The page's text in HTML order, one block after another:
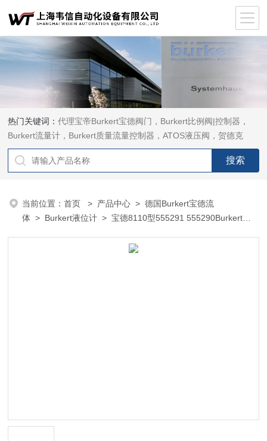
热门关键词：代理宝帝Burkert宝德阀门，Burkert比例阀|控制器，
Burkert流量计，Burkert质量流量控制器，ATOS液压阀，贺德克
HYDAC传感器，ASCO电磁阀，ASCO阀门，REXROTH力士乐阀
泵，安沃驰Aventics电磁阀|气缸，Samson萨姆森定位器
当前位置：首页 > 产品中心 >德国Burkert宝德流
体 > Burkert液位计 > 宝德8110型555291 555290Burkert宝